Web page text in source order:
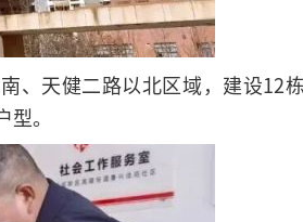
、天健二路以北区域，建设12
。